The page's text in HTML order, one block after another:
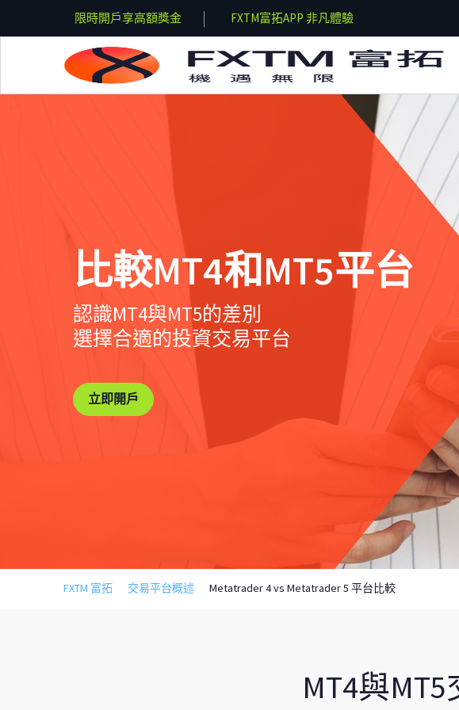
FXTM富拓APP 非凡體驗 限時開戶享高額獎金
比較MT4和MT5平台
認識MT4與MT5的差別
選擇合適的投資交易平台
立即開戶
FXTM 富拓 交易平台概述 Metatrader 4 vs Metatrader 5 平台比較
MT4與